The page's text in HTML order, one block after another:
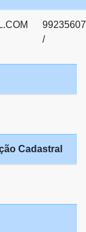
99235607
/
Cadastral